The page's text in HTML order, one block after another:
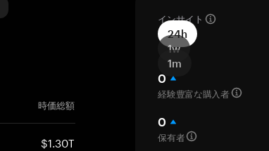
インサイト
24h
1w
1m
0
経験豊富な購入者
0
保有者
時価総額
$1.30T